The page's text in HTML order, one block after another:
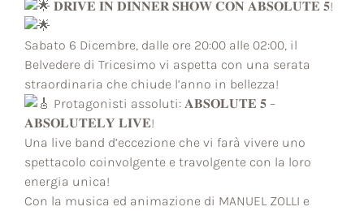
𝐃𝐑𝐈𝐕𝐄 𝐈𝐍 𝐃𝐈𝐍𝐍𝐄𝐑 𝐒𝐇𝐎𝐖 𝐂𝐎𝐍 𝐀𝐁𝐒𝐎𝐋𝐔𝐓𝐄 𝟓!
Sabato 6 Dicembre, dalle ore 20:00 alle 02:00, il
Belvedere di Tricesimo vi aspetta con una serata
straordinaria che chiude l’anno in bellezza!
Protagonisti assoluti: 𝐀𝐁𝐒𝐎𝐋𝐔𝐓𝐄 𝟓 –
𝐀𝐁𝐒𝐎𝐋𝐔𝐓𝐄𝐋𝐘 𝐋𝐈𝐕𝐄!
Una live band d’eccezione che vi farà vivere uno
spettacolo coinvolgente e travolgente con la loro
energia unica!
Con la musica ed animazione di MANUEL ZOLLI e